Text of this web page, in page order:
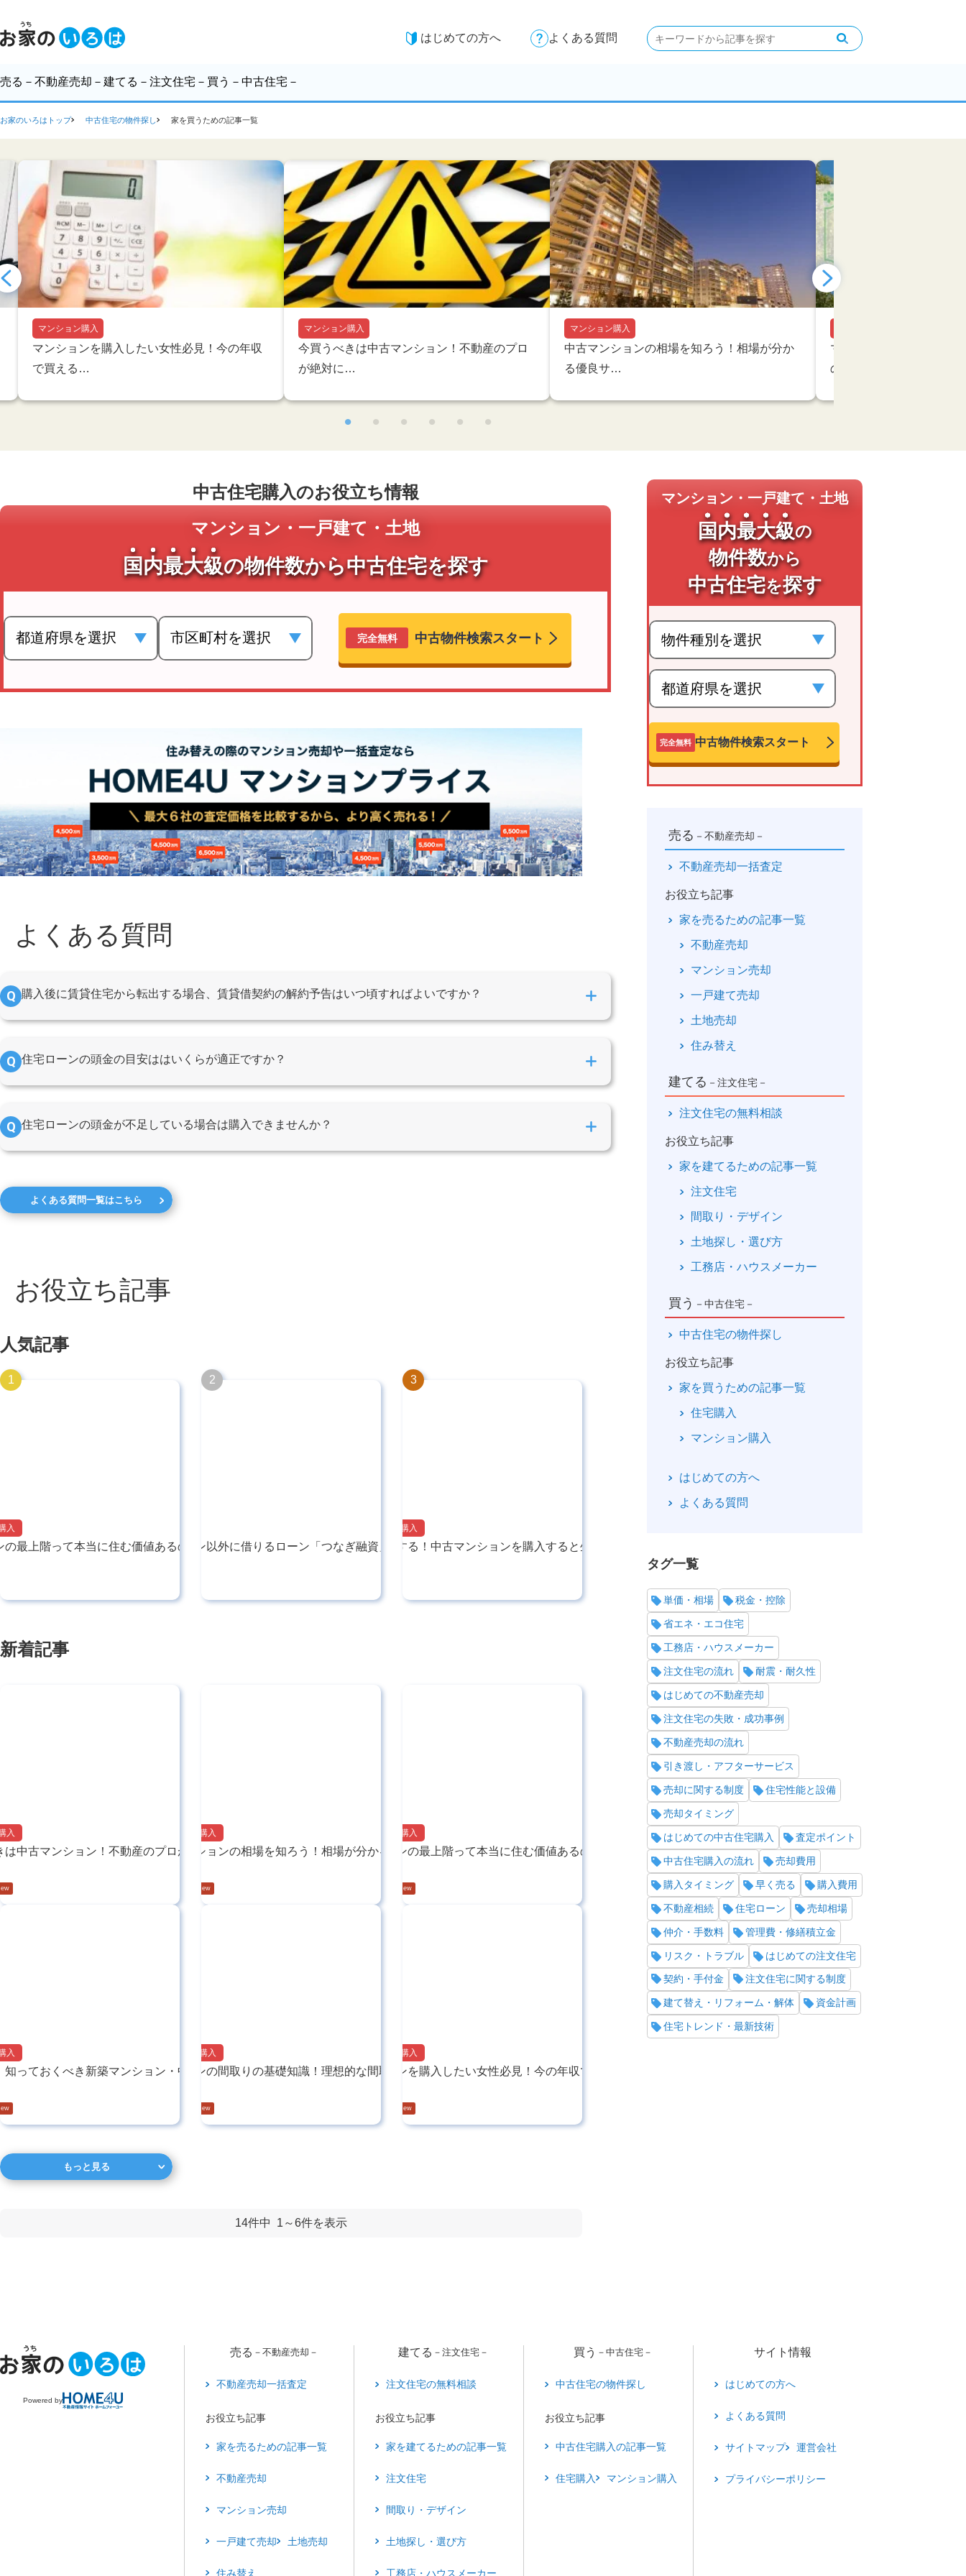
はじめての方へ よくある質問
売る －不動産売却－ 建てる －注文住宅－ 買う －中古住宅－
お家のいろはトップ 中古住宅の物件探し 家を買うための記事一覧
マンション購入
マンションを購入したい女性必見！今の年収
で買える…
マンション購入
今買うべきは中古マンション！不動産のプロ
が絶対に…
マンション購入
中古マンションの相場を知ろう！相場が分か
る優良サ…
マンションの最上階って
の？おさ…
中古住宅購入のお役立ち情報
マンション・一戸建て・土地
国内最大級の物件数から中古住宅を探す
完全無料 中古物件検索スタート
よくある質問
購入後に賃貸住宅から転出する場合、賃貸借契約の解約予告はいつ頃すればよいですか？
住宅ローンの頭金の目安ははいくらが適正ですか？
住宅ローンの頭金が不足している場合は購入できませんか？
よくある質問一覧はこちら
お役立ち記事
人気記事
入
の最上階って本当に住む価値あるの？おさ…住宅ローン以外に借りるローン「つなぎ融資」につい…
マンション購入
知って得する！中古マンションを購入すると生じる税…
新着記事
入
は中古マンション！不動産のプロが絶対に…
マンション購入
中古マンションの相場を知ろう！相場が分かる優良サ…
マンション購入
マンションの最上階って本当に住む価値あるの？おさ…
入
知っておくべき新築マンション・中古マン…
マンション購入
マンションの間取りの基礎知識！理想的な間取り選び…
マンション購入
マンションを購入したい女性必見！今の年収で買える…
もっと見る
14件中 1～6件を表示
マンション・一戸建て・土地
国内最大級の
物件数から
中古住宅を探す
完全無料 中古物件検索スタート
売る －不動産売却－
不動産売却一括査定
お役立ち記事
家を売るための記事一覧
不動産売却
マンション売却
一戸建て売却
土地売却
住み替え
建てる －注文住宅－
注文住宅の無料相談
お役立ち記事
家を建てるための記事一覧
注文住宅
間取り・デザイン
土地探し・選び方
工務店・ハウスメーカー
買う －中古住宅－
中古住宅の物件探し
お役立ち記事
家を買うための記事一覧
住宅購入
マンション購入
はじめての方へ
よくある質問
タグ一覧
単価・相場 税金・控除
省エネ・エコ住宅
工務店・ハウスメーカー
注文住宅の流れ 耐震・耐久性
はじめての不動産売却
注文住宅の失敗・成功事例
不動産売却の流れ
引き渡し・アフターサービス
売却に関する制度 住宅性能と設備
売却タイミング
はじめての中古住宅購入 査定ポイント
中古住宅購入の流れ 売却費用
購入タイミング 早く売る 購入費用
不動産相続 住宅ローン 売却相場
仲介・手数料 管理費・修繕積立金
リスク・トラブル はじめての注文住宅
契約・手付金 注文住宅に関する制度
建て替え・リフォーム・解体 資金計画
住宅トレンド・最新技術
Powered by
売る －不動産売却－
不動産売却一括査定
お役立ち記事
家を売るための記事一覧
不動産売却
マンション売却
一戸建て売却 土地売却
住み替え
建てる －注文住宅－
注文住宅の無料相談
お役立ち記事
家を建てるための記事一覧
注文住宅
間取り・デザイン
土地探し・選び方
工務店・ハウスメーカー
買う －中古住宅－
中古住宅の物件探し
お役立ち記事
中古住宅購入の記事一覧
住宅購入 マンション購入
サイト情報
はじめての方へ
よくある質問
サイトマップ 運営会社
プライバシーポリシー